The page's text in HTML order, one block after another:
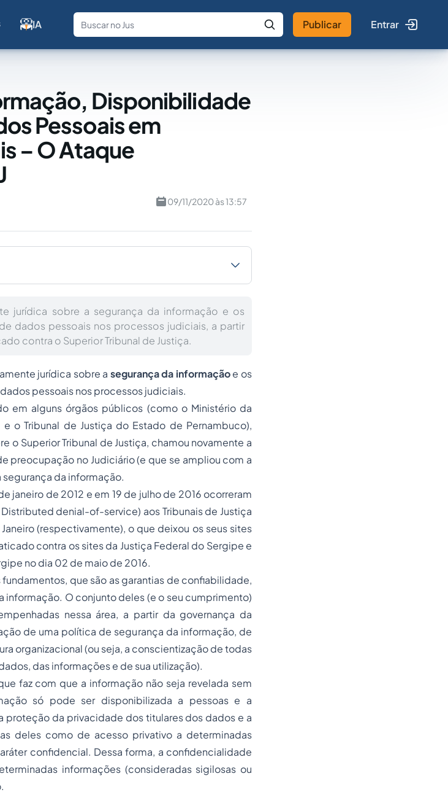
IA
Fale com a IA Buscar no Jus
Publicar Entrar
Disponibilidade
Pessoais em
– O Ataque
09/11/2020 às 13:57
jurídica sobre a segurança da informação e os
dados pessoais nos processos judiciais, a partir
contra o Superior Tribunal de Justiça.
jurídica sobre a segurança da informaçãoe os
pessoais nos processos judiciais.
em alguns órgãos públicos (como o Ministério da
o Tribunal de Justiça do Estado de Pernambuco),
o Superior Tribunal de Justiça, chamou novamente a
preocupação no Judiciário (e que se ampliou com a
da informação.
janeiro de 2012 e em 19 de julho de 2016 ocorreram
Distributed denial-of-service) aos Tribunais de Justiça
(respectivamente), o que deixou os seus sites
contra os sites da Justiça Federal do Sergipe e
no dia 02 de maio de 2016.
que são as garantias de confiabilidade,
O conjunto deles (e o seu cumprimento)
nessa área, a partir da governança da
de uma política de segurança da informação, de
organizacional (ou seja, a conscientização de todas
das informações e de sua utilização).
faz com que a informação não seja revelada sem
só pode ser disponibilizada a pessoas e a
proteção da privacidade dos titulares dos dados e a
deles como de acesso privativo a determinadas
confidencial. Dessa forma, a confidencialidade
informações (consideradas sigilosas ou